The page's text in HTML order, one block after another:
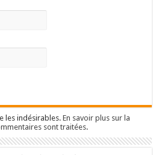
les indésirables.En savoir plus sur la
sont traitées.